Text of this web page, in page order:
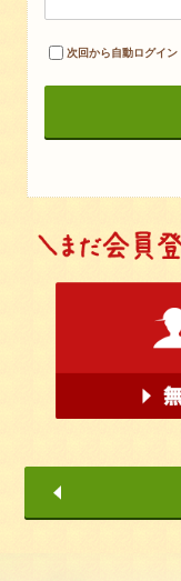
次回から自動ログイン